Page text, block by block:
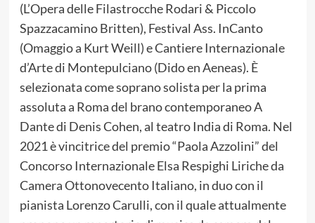
(L’Opera delle Filastrocche Rodari & Piccolo
Spazzacamino Britten), Festival Ass. InCanto
(Omaggio a Kurt Weill) e Cantiere Internazionale
d’Arte di Montepulciano (Dido en Aeneas). È
selezionata come soprano solista per la prima
assoluta a Roma del brano contemporaneo A
Dante di Denis Cohen, al teatro India di Roma. Nel
2021 è vincitrice del premio “Paola Azzolini” del
Concorso Internazionale Elsa Respighi Liriche da
Camera Ottonovecento Italiano, in duo con il
pianista Lorenzo Carulli, con il quale attualmente